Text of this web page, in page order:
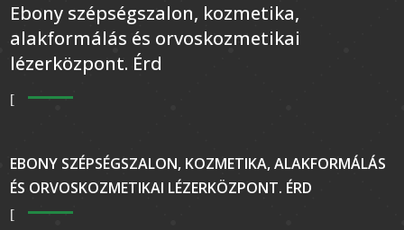
Ebony szépségszalon, kozmetika,
alakformálás és orvoskozmetikai
lézerközpont. Érd
EBONY SZÉPSÉGSZALON, KOZMETIKA, ALAKFORMÁLÁS
ÉS ORVOSKOZMETIKAI LÉZERKÖZPONT. ÉRD